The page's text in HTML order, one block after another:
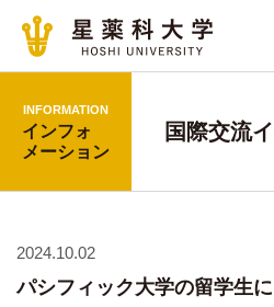
INFORMATION
インフォ
メーション
国際交流
2024.10.02
パシフィック大学の留学生